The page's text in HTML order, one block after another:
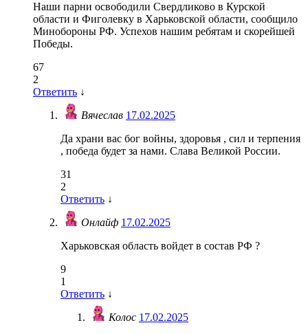
Наши парни освободили Свердликово в Курской
области и Фиголевку в Харьковской области, сообщило
Минобороны РФ. Успехов нашим ребятам и скорейшей
Победы.
67
2
Ответить ↓
Вячеслав 17.02.2025
Да храни вас бог войны, здоровья , сил и терпения
, победа будет за нами. Слава Великой России.
31
2
Ответить ↓
Онлайф 17.02.2025
Харьковская область войдет в состав РФ ?
9
1
Ответить ↓
Колос 17.02.2025